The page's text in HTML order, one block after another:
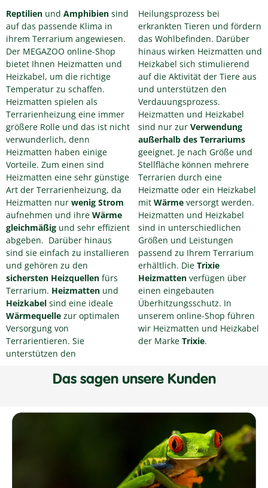
Reptilien und Amphibien sind
auf das passende Klima in
ihrem Terrarium angewiesen.
Der MEGAZOO online-Shop
bietet Ihnen Heizmatten und
Heizkabel, um die richtige
Temperatur zu schaffen.
Heizmatten spielen als
Terrarienheizung eine immer
größere Rolle und das ist nicht
verwunderlich, denn
Heizmatten haben einige
Vorteile. Zum einen sind
Heizmatten eine sehr günstige
Art der Terrarienheizung, da
Heizmatten nur wenig Strom
aufnehmen und ihre Wärme
gleichmäßig und sehr effizient
abgeben. Darüber hinaus
sind sie einfach zu installieren
und gehören zu den
sichersten Heizquellen fürs
Terrarium. Heizmatten und
Heizkabel sind eine ideale
Wärmequelle zur optimalen
Versorgung von
Terrarientieren. Sie
unterstützen den
Heilungsprozess bei
erkrankten Tieren und fördern
das Wohlbefinden. Darüber
hinaus wirken Heizmatten und
Heizkabel sich stimulierend
auf die Aktivität der Tiere aus
und unterstützen den
Verdauungsprozess.
Heizmatten und Heizkabel
sind nur zur Verwendung
außerhalb des Terrariums
geeignet. Je nach Größe und
Stellfläche können mehrere
Terrarien durch eine
Heizmatte oder ein Heizkabel
mit Wärme versorgt werden.
Heizmatten und Heizkabel
sind in unterschiedlichen
Größen und Leistungen
passend zu Ihrem Terrarium
erhältlich. Die Trixie
Heizmatten verfügen über
einen eingebauten
Überhitzungsschutz. In
unserem online-Shop führen
wir Heizmatten und Heizkabel
der Marke Trixie.
Das sagen unsere Kunden